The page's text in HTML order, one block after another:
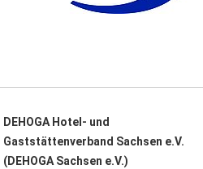
DEHOGA Hotel- und
Gaststättenverband Sachsen e.V.
(DEHOGA Sachsen e.V.)